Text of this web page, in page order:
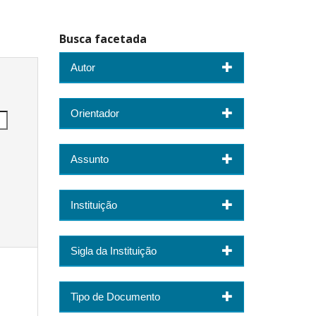
Busca facetada
Autor
Orientador
Assunto
Instituição
Sigla da Instituição
Tipo de Documento